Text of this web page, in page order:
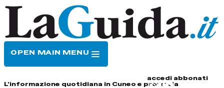
OPEN MAIN MENU
accedi abbonati
L'informazione quotidiana in Cuneo e provincia